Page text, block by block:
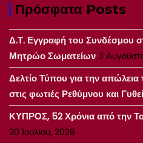
Πρόσφατα Posts
Δ.Τ. Εγγραφή του Συνδέσμου
Μητρώο Σωματείων3
Δελτίο Τύπου για την
στις φωτιές Ρεθύμνου και
ΚΥΠΡΟΣ, 52 Χρόνια από την
20 Ιουλίου, 2026